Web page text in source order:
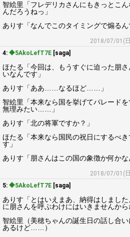
智絵里「フレデリカさんにもきっとこ
んだろうねっ」
ありす「なんでこのタイミングで煽るん
2018/07/01(
4: ◆5AkoLefT7E [saga]
ほたる「今回は、もうすぐに迫った朋
いなんです」
ありす「ああ……なるほど……」
智絵里「本来なら国を挙げてパレード
無理みたい……」
ありす「北の将軍ですか？」
ほたる「本来なら国民の祝日にするべ
す」
ありす「朋さんはこの国の象徴か何かな
2018/07/01(
5: ◆5AkoLefT7E [saga]
ありす「とはいえまあ、納得はしまし
に朋さんを呼ぶわけにはいきませんから
智絵里（美穂ちゃんの誕生日の話し合
あるけど……）